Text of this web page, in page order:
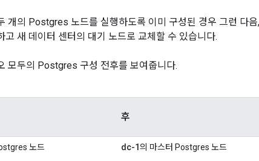
개의 Postgres 노드를 실행하도록 이미 구성된 경우 그런 다
고 새 데이터 센터의 대기 노드로 교체할 수 있습니다.
모두의 Postgres 구성 전후를 보여줍니다.
후
노드 dc-1의 마스터 Postgres 노드